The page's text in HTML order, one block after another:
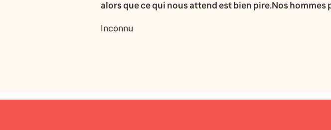
alors que ce qui nous attend est bien pire.Nos
Inconnu